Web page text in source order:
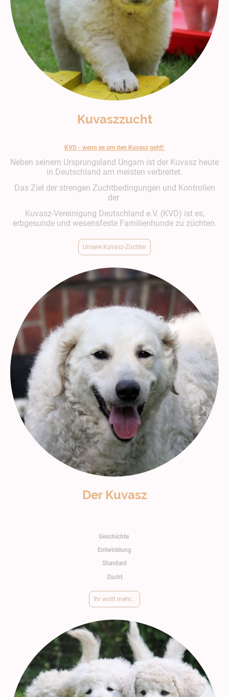
Kuvaszzucht
KVD - wenn es um den Kuvasz geht!
Neben seinem Ursprungsland Ungarn ist der Kuvasz heute
in Deutschland am meisten verbreitet.
Das Ziel der strengen Zuchtbedingungen und Kontrollen
der
Kuvasz-Vereinigung Deutschland e.V. (KVD) ist es,
erbgesunde und wesensfeste Familienhunde zu züchten.
Unsere Kuvasz-Züchter
Der Kuvasz
Geschichte
Entwicklung
Standard
Zucht
Ihr wollt mehr...